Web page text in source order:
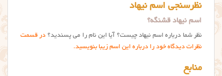
نظرسنجی اسم نیهاد
اسم نیهاد قشنگه؟
نظر شما درباره اسم نیهاد چیست؟ آیا این نام را می پسندید؟ در قسمت
نظرات دیدگاه خود را درباره این اسم زیبا بنویسید.
منابع